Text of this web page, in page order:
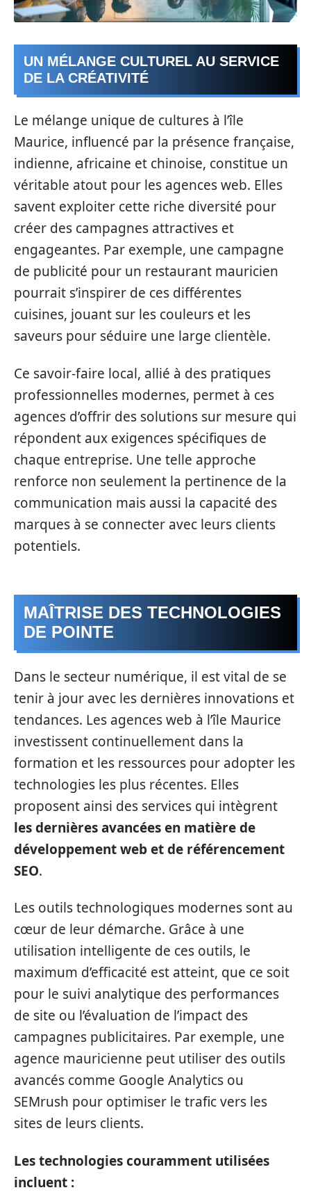
UN MÉLANGE CULTUREL AU SERVICE
DE LA CRÉATIVITÉ
Le mélange unique de cultures à l’île
Maurice, influencé par la présence française,
indienne, africaine et chinoise, constitue un
véritable atout pour les agences web. Elles
savent exploiter cette riche diversité pour
créer des campagnes attractives et
engageantes. Par exemple, une campagne
de publicité pour un restaurant mauricien
pourrait s’inspirer de ces différentes
cuisines, jouant sur les couleurs et les
saveurs pour séduire une large clientèle.
Ce savoir-faire local, allié à des pratiques
professionnelles modernes, permet à ces
agences d’offrir des solutions sur mesure qui
répondent aux exigences spécifiques de
chaque entreprise. Une telle approche
renforce non seulement la pertinence de la
communication mais aussi la capacité des
marques à se connecter avec leurs clients
potentiels.
MAÎTRISE DES TECHNOLOGIES
DE POINTE
Dans le secteur numérique, il est vital de se
tenir à jour avec les dernières innovations et
tendances. Les agences web à l’île Maurice
investissent continuellement dans la
formation et les ressources pour adopter les
technologies les plus récentes. Elles
proposent ainsi des services qui intègrent
les dernières avancées en matière de
développement web et de référencement
SEO.
Les outils technologiques modernes sont au
cœur de leur démarche. Grâce à une
utilisation intelligente de ces outils, le
maximum d’efficacité est atteint, que ce soit
pour le suivi analytique des performances
de site ou l’évaluation de l’impact des
campagnes publicitaires. Par exemple, une
agence mauricienne peut utiliser des outils
avancés comme Google Analytics ou
SEMrush pour optimiser le trafic vers les
sites de leurs clients.
Les technologies couramment utilisées
incluent :